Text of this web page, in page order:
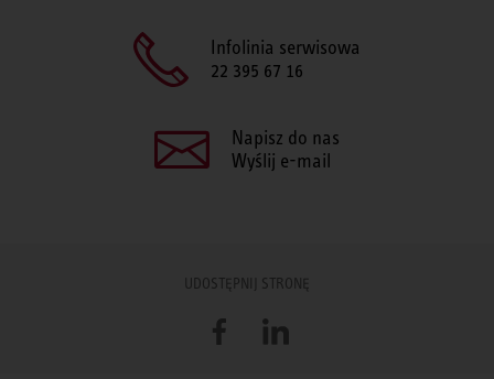
Infolinia serwisowa
22 395 67 16
Napisz do nas
Wyślij e-mail
UDOSTĘPNIJ STRONĘ
FacebookLinkedIn